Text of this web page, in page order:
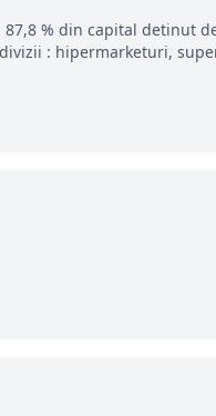
% din capital detinut
: hipermarketuri,